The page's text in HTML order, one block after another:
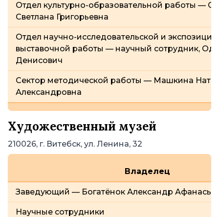
Отдел культурно-образовательной работы —
Светлана Григорьевна
Отдел научно-исследовательской и
выставочной работы — научный сотрудник,
Денисович
Сектор методической работы — Машкина
Александровна
Художественный музей
210026, г. Витебск, ул. Ленина, 32
Владелец
Заведующий — Богатёнок Александр
Научные сотрудники